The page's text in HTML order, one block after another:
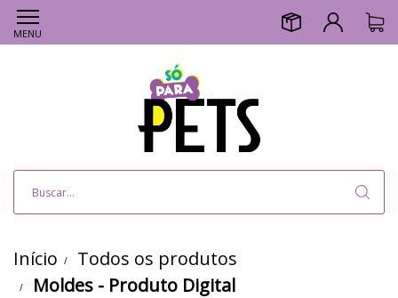
MENU
Início
Todos os produtos
Moldes - Produto Digital